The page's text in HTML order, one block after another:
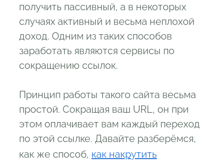
получить пассивный, а в некоторых
случаях активный и весьма неплохой
доход. Одним из таких способов
заработать являются сервисы по
сокращению ссылок.
Принцип работы такого сайта весьма
простой. Сокращая ваш URL, он при
этом оплачивает вам каждый переход
по этой ссылке. Давайте разберёмся,
как же способ, как накрутить